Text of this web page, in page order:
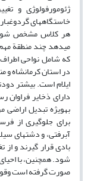
ژئومورفولوژی و
خاستگاه‏های
هر کلاس مشخص شود.
می‏دهد چند منطقة مهم
که شامل نواحی
در استان کرمانشاه و
ایلام است‏. بیشتر
دارای ذخایر فراوان
به‏ویژه تبدیل اراضی
برای جلوگیری از
آبرفتی، و دشت‏های
بادی قرار گیرند و
شود. همچنین، با
صورت گرفته است